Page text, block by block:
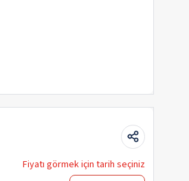
Fiyatı görmek için tarih seçiniz